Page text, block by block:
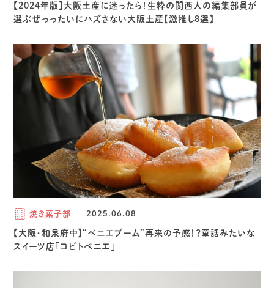
【2024年版】大阪土産に迷ったら！生粋の関西人の編集部員が
選ぶぜっったいにハズさない大阪土産【激推し8選】
焼き菓子部 2025.06.08
【大阪・和泉府中】“ベニエブーム”再来の予感！？童話みたいな
スイーツ店「コビトベニエ」